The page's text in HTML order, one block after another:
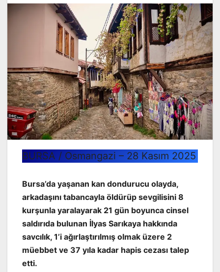
BURSA / Osmangazi – 28 Kasım 2025
Bursa’da yaşanan kan dondurucu olayda,
arkadaşını tabancayla öldürüp sevgilisini 8
kurşunla yaralayarak 21 gün boyunca cinsel
saldırıda bulunan İlyas Sarıkaya hakkında
savcılık, 1’i ağırlaştırılmış olmak üzere 2
müebbet ve 37 yıla kadar hapis cezası talep
etti.